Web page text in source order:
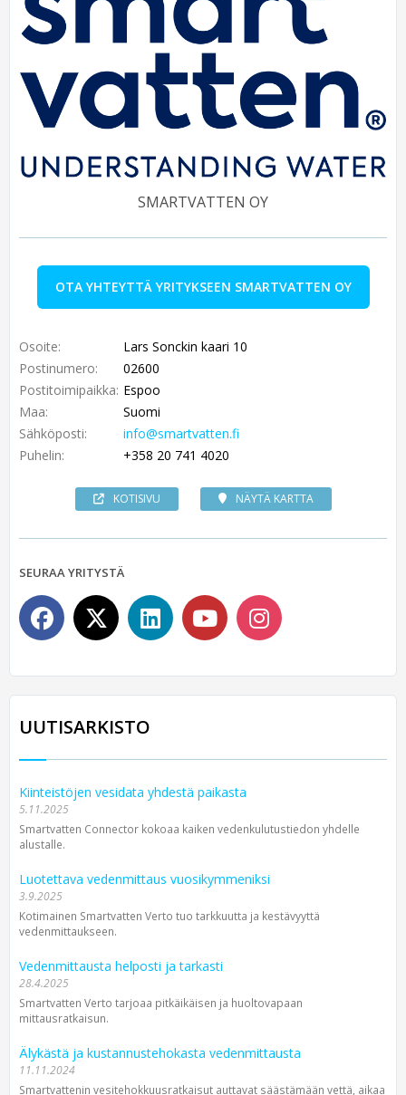
SMARTVATTEN OY
OTA YHTEYTTÄ YRITYKSEEN SMARTVATTEN OY
Osoite:
Lars Sonckin kaari 10
Postinumero:
02600
Postitoimipaikka: Espoo
Maa:
Suomi
Sähköposti:
info@smartvatten.fi
Puhelin:
+358 20 741 4020
KOTISIVU NÄYTÄ KARTTA
SEURAA YRITYSTÄ
UUTISARKISTO
Kiinteistöjen vesidata yhdestä paikasta
5.11.2025
Smartvatten Connector kokoaa kaiken vedenkulutustiedon yhdelle
alustalle.
Luotettava vedenmittaus vuosikymmeniksi
3.9.2025
Kotimainen Smartvatten Verto tuo tarkkuutta ja kestävyyttä
vedenmittaukseen.
Vedenmittausta helposti ja tarkasti
28.4.2025
Smartvatten Verto tarjoaa pitkäikäisen ja huoltovapaan
mittausratkaisun.
Älykästä ja kustannustehokasta vedenmittausta
11.11.2024
Smartvattenin vesitehokkuusratkaisut auttavat säästämään vettä, aikaa